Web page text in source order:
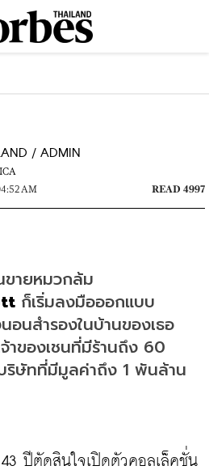
/ ADMIN
AM
READ 4997
ขายหมวกล้ม
ก็เริ่มลงมือออกแบบ
อนสำรองในบ้านของเธอ
จ้าของเชนที่มีร้านถึง 60
ริษัทที่มีมูลค่าถึง 1 พันล้าน
ปีตัดสินใจเปิดตัวคอลเล็คชั่น